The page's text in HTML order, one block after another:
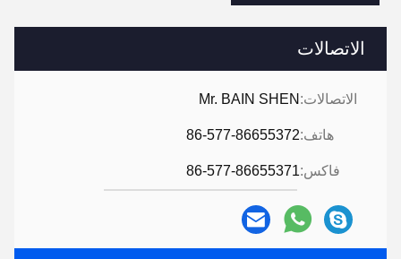
الاتصالات
الاتصالات: Mr. BAIN SHEN
هاتف:86-577-86655372
فاكس:86-577-86655371